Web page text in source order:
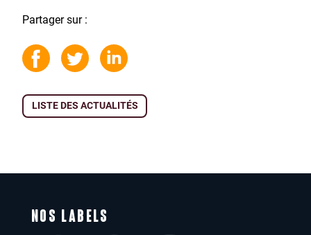
Partager sur :
LISTE DES ACTUALITÉS
NOS LABELS